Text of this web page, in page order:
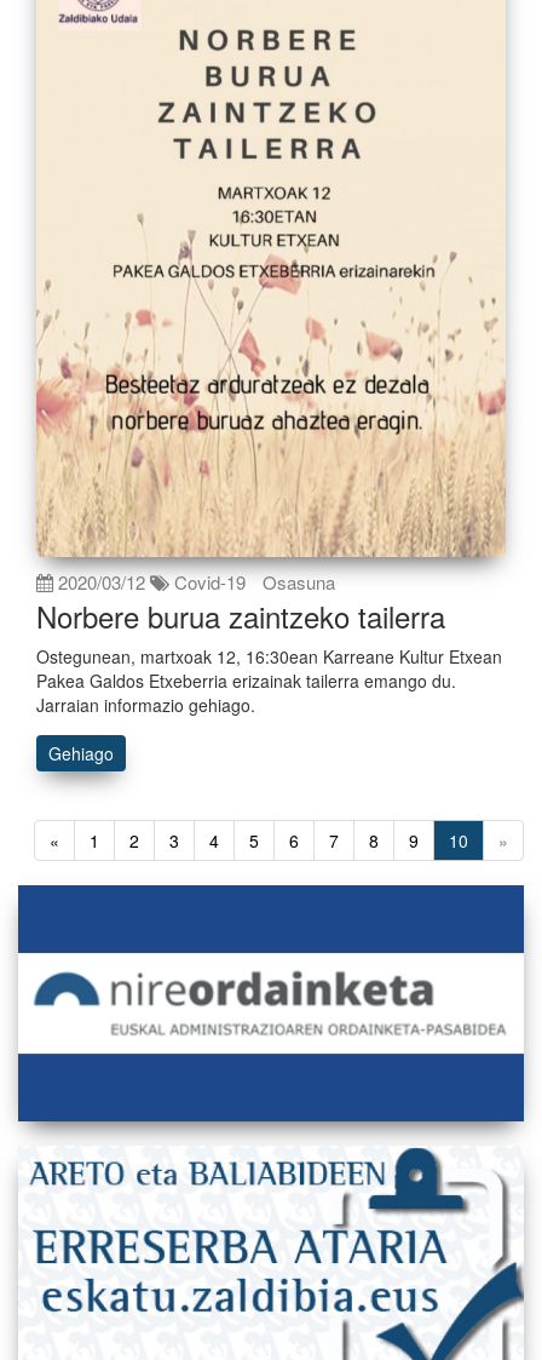
2020/03/12 Covid-19 Osasuna
Norbere burua zaintzeko tailerra
Ostegunean, martxoak 12, 16:30ean Karreane Kultur Etxean
Pakea Galdos Etxeberria erizainak tailerra emango du.
Jarraian informazio gehiago.
Gehiago
« 1 2 3 4 5 6 7 8 9 10 »